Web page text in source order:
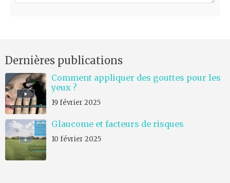
t
*
Dernières publications
Comment appliquer des gouttes pour les
yeux ?
19 février 2025
Glaucome et facteurs de risques
10 février 2025